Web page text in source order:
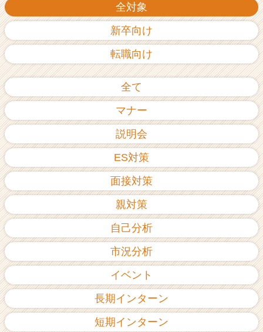
r
e
全対象
新卒向け
転職向け
全て
マナー
説明会
ES対策
面接対策
親対策
自己分析
市況分析
イベント
長期インターン
短期インターン